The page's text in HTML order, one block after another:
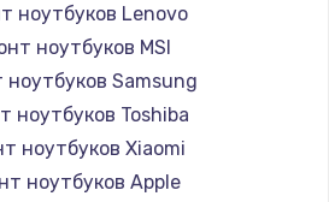
ноутбуков Lenovo
ноутбуков MSI
ноутбуков Samsung
ноутбуков Toshiba
ноутбуков Xiaomi
ноутбуков Apple